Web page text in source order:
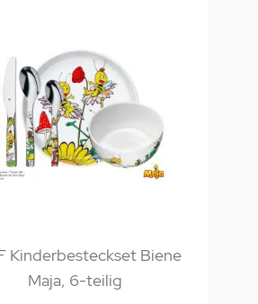
Kinderbesteckset Biene
Maja, 6-teilig